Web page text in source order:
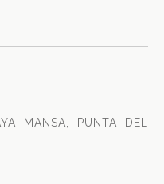
MANSA, PUNTA DEL